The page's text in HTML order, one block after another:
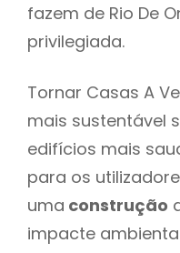
fazem de Rio De
privilegiada.
Tornar Casas A
mais sustentável
edifícios mais
para os
uma construção
impacte